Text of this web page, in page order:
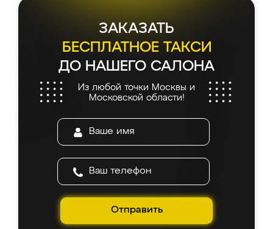
ЗАКАЗАТЬ
БЕСПЛАТНОЕ ТАКСИ
ДО НАШЕГО САЛОНА
Из любой точки Москвы и
Московской области!
Отправить